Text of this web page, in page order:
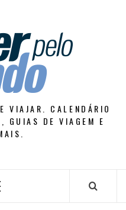
VIAJAR. CALENDÁRIO
GUIAS DE VIAGEM E